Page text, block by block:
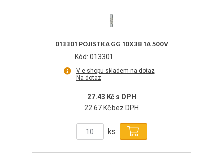
013301 POJISTKA GG 10X38 1A 500V
Kód: 013301
V e-shopu skladem na dotaz
Na dotaz
27.43 Kč s DPH
22.67 Kč bez DPH
ks